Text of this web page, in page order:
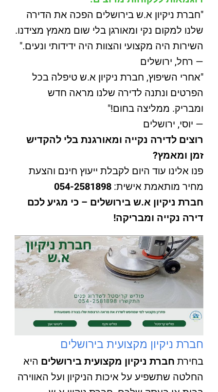
"חברת ניקיון א.ש בירושלים הפכה את הדירה
שלנו למקום נקי ומאורגן בלי שום מאמץ מצידנו.
השירות היה מקצועי והצוות היה ידידותי ונעים."
— רחל, ירושלים
"אחרי השיפוץ, חברת ניקיון א.ש טיפלה בכל
הפרטים ונתנה לדירה שלנו מראה חדש
ומבריק. ממליצה בחום!"
— יוסי, ירושלים
רוצים לדירה נקייה ומאורגנת בלי להקדיש
זמן ומאמץ?
פנו אלינו עוד היום לקבלת ייעוץ חינם והצעת
מחיר מותאמת אישית: 054-2581898
חברת ניקיון א.ש בירושלים – כי מגיע לכם
דירה נקייה ומבריקה!
חברת ניקיון מקצועית בירושלים
בחירת חברת ניקיון מקצועית בירושלים היא
החלטה שתשפיע על איכות הניקיון ועל האווירה